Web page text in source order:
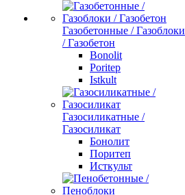
Газобетонные / Газоблоки
/ Газобетон
Bonolit
Poritep
Istkult
Газосиликатные /
Газосиликат
Бонолит
Поритеп
Исткульт